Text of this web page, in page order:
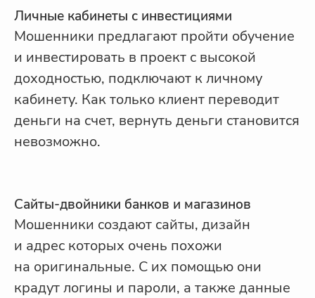
Личные кабинеты с инвестициями
Мошенники предлагают пройти обучение
и инвестировать в проект с высокой
доходностью, подключают к личному
кабинету. Как только клиент переводит
деньги на счет, вернуть деньги становится
невозможно.
Сайты-двойники банков и магазинов
Мошенники создают сайты, дизайн
и адрес которых очень похожи
на оригинальные. С их помощью они
крадут логины и пароли, а также данные